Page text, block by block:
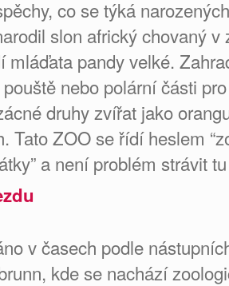
co se týká
slon africký chovaný
mláďata pandy velké.
nebo polární části
druhy zvířat jako
Tato ZOO se řídí heslem
a není problém strávit
v časech podle
kde se nachází